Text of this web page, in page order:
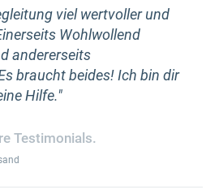
viel wertvoller und
Wohlwollend
andererseits
braucht beides! Ich bin dir
Hilfe."
Testimonials.